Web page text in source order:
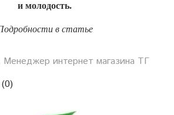
и молодость.
в статье
Менеджер интернет магазина ТГ